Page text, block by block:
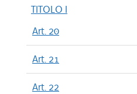
TITOLO I
Art. 20
Art. 21
Art. 22